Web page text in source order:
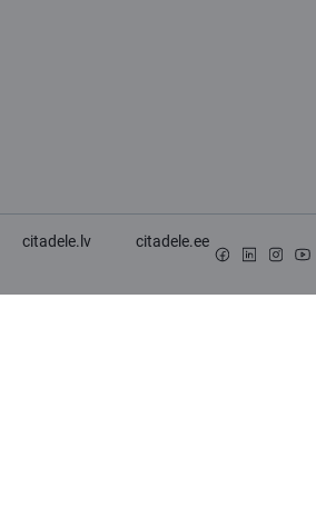
citadele.lv citadele.ee